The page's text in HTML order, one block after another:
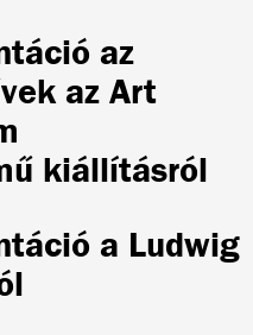
az
az Art
kiállításról
a Ludwig